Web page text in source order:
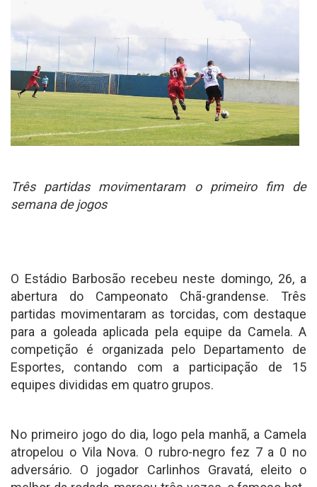
Três partidas movimentaram o primeiro fim de
semana de jogos
O Estádio Barbosão recebeu neste domingo, 26, a
abertura do Campeonato Chã-grandense. Três
partidas movimentaram as torcidas, com destaque
para a goleada aplicada pela equipe da Camela. A
competição é organizada pelo Departamento de
Esportes, contando com a participação de 15
equipes divididas em quatro grupos.
No primeiro jogo do dia, logo pela manhã, a Camela
atropelou o Vila Nova. O rubro-negro fez 7 a 0 no
adversário. O jogador Carlinhos Gravatá, eleito o